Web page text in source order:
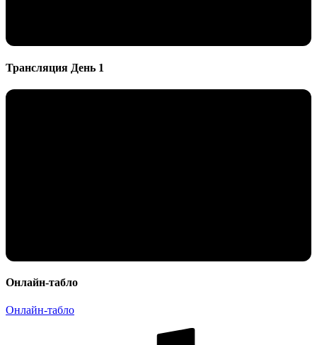
Трансляция День 1
Онлайн-табло
Онлайн-табло